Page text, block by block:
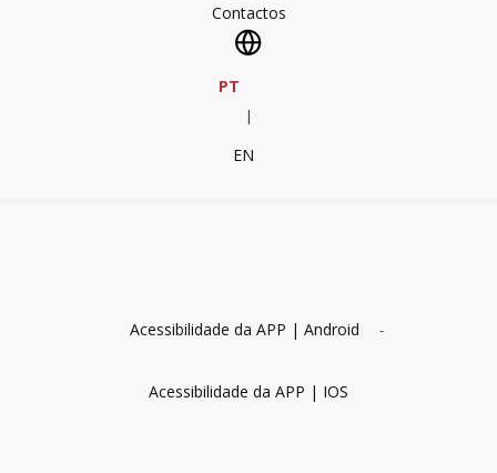
Contactos
PT
|
EN
Acessibilidade da APP | Android -
Acessibilidade da APP | IOS